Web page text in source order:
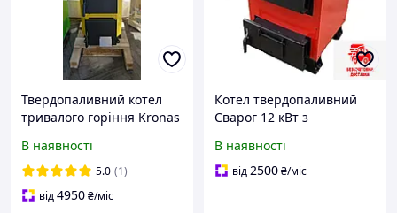
Твердопаливний котел
тривалого горіння Kronas
В наявності
5.0 (1)
від4950₴/міс
Котел твердопаливний
Сварог 12 кВт з
В наявності
від2500₴/міс